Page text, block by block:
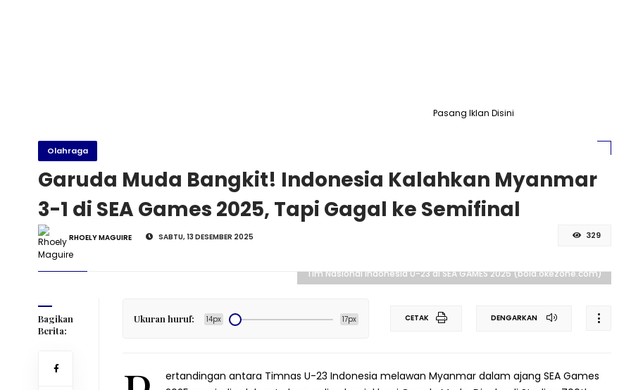
Pasang Iklan Disini
Olahraga
Garuda Muda Bangkit! Indonesia Kalahkan Myanmar
3-1 di SEA Games 2025, Tapi Gagal ke Semifinal
RHOELY MAGUIRE SABTU, 13 DESEMBER 2025 329
Tim Nasional Indonesia U-23 di SEA GAMES 2025 (bola.okezone.com)
Bagikan
Berita:
Ukuran huruf: 14px 17px DENGARKAN
CETAK
ertandingan antara Timnas U-23 Indonesia melawan Myanmar dalam ajang SEA Games